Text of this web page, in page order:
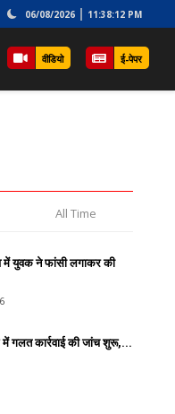
06/08/2026 11:38:12 PM
वीडियो ई-पेपर
All Time
युवक ने फांसी लगाकर की
गलत कार्रवाई की जांच शुरू,...